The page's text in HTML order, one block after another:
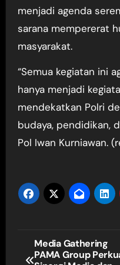
menjadi agenda
sarana mempererat
masyarakat.
“Semua kegiatan ini
hanya menjadi
mendekatkan Polri
budaya, pendidikan,
Pol Iwan Kurniawan.
Navigasi
Media Gathering
PAMA Group